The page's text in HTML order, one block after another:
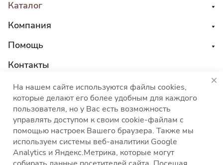
Каталог
Компания
Помощь
Контакты
8 800 555 45 04
sales@choco-corp.com
На нашем сайте используются файлы cookies,
которые делают его более удобным для каждого
пользователя, но у Вас есть возможность
управлять доступом к своим cookie-файлам с
помощью настроек Вашего браузера. Также мы
используем системы веб-аналитики Google
Analytics и Яндекс.Метрика, которые могут